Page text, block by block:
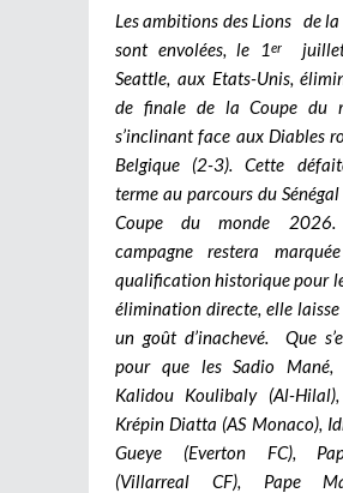
Les ambitions des Lions de la
sont envolées, le 1erjuillet
Seattle, aux Etats-Unis,
de finale de la Coupe du
s’inclinant face aux Diables
Belgique (2-3). Cette
terme au parcours du
Coupe du monde
campagne restera
qualification historique pour
élimination directe, elle laisse
un goût d’inachevé. Que
pour que les Sadio Mané,
Kalidou Koulibaly (Al-
Krépin Diatta (AS Monaco),
Gueye (Everton FC),
(Villarreal CF), Pape